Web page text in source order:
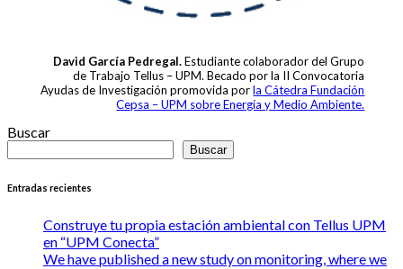
David García Pedregal.Estudiante colaborador del Grupo
de Trabajo Tellus – UPM. Becado por la II Convocatoria
Ayudas de Investigación promovida porla Cátedra Fundación
Cepsa – UPM sobre Energía y Medio Ambiente.
Buscar
Buscar
Entradas recientes
Construye tu propia estación ambiental con Tellus UPM
en “UPM Conecta”
We have published a new study on monitoring, where we